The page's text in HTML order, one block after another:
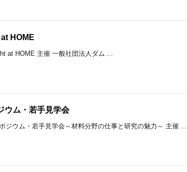
HOME
at HOME 主催 一般社団法人ダム ...
ウム・若手見学会
ジウム・若手見学会～材料分野の仕事と研究の魅力～ 主催 ...